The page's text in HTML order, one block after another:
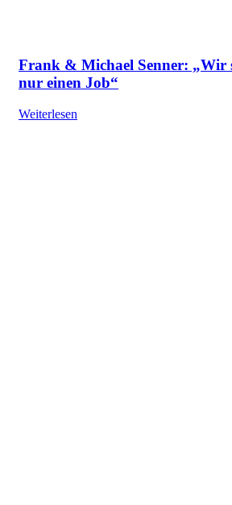
Frank & Michael Senner: „Wir
nur einen Job“
Weiterlesen